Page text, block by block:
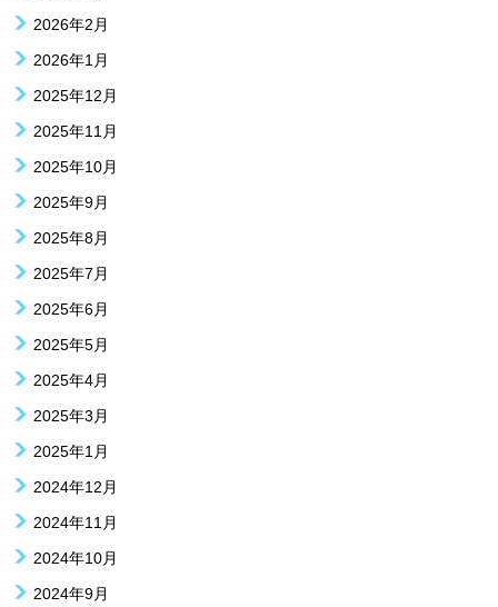
2026年2月
2026年1月
2025年12月
2025年11月
2025年10月
2025年9月
2025年8月
2025年7月
2025年6月
2025年5月
2025年4月
2025年3月
2025年1月
2024年12月
2024年11月
2024年10月
2024年9月